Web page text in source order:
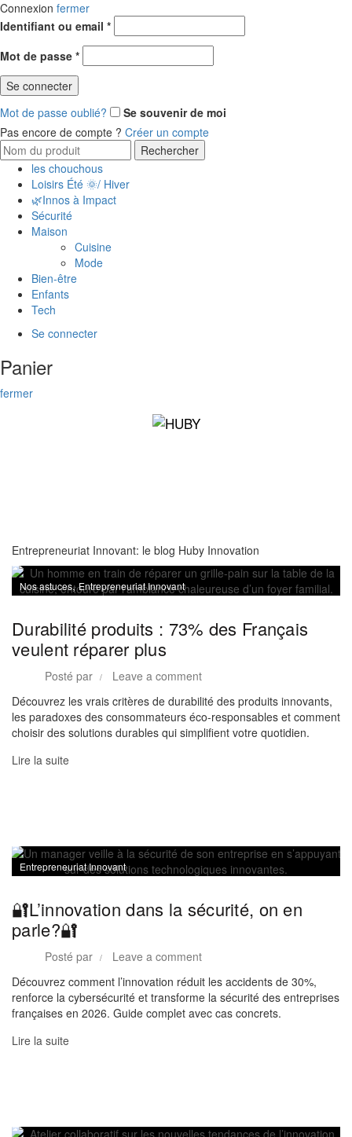
Connexion fermer
Identifiant ou email *Obligatoire
Mot de passe *Obligatoire
Se connecter
Mot de passe oublié?
Se souvenir de moi
Pas encore de compte ? Créer un compte
Search
for:
Rechercher
les chouchous
Loisirs Été 🌞/ Hiver
🌿Innos à Impact
Sécurité
Maison
Cuisine
Mode
Bien-être
Enfants
Tech
Se connecter
Panier
fermer
Entrepreneuriat Innovant: le blog Huby Innovation
Nos astuces,Entrepreneuriat Innovant
Durabilité produits : 73% des Français
veulent réparer plus
Posté par
Leave a comment
Découvrez les vrais critères de durabilité des produits innovants,
les paradoxes des consommateurs éco-responsables et comment
choisir des solutions durables qui simplifient votre quotidien.
Lire la suite
Entrepreneuriat Innovant
🔐L’innovation dans la sécurité, on en
parle?🔐
Posté par
Leave a comment
Découvrez comment l’innovation réduit les accidents de 30%,
renforce la cybersécurité et transforme la sécurité des entreprises
françaises en 2026. Guide complet avec cas concrets.
Lire la suite